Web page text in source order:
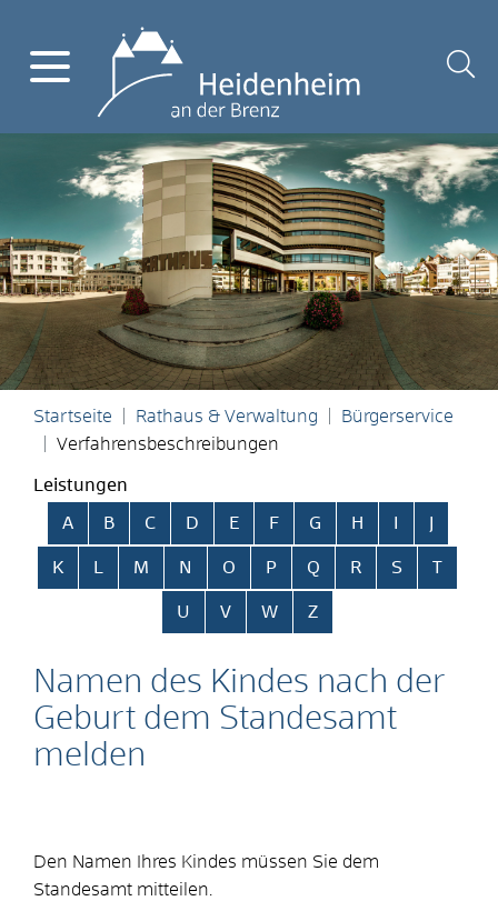
Startseite Rathaus & Verwaltung
Bürgerservice
Verfahrensbeschreibungen
Leistungen
Alphabetisches Register überspringen
A B C D E F G H
K L M N O P Q R S T
U V W Z
Namen des Kindes nach der
Geburt dem Standesamt
melden
Den Namen Ihres Kindes müssen Sie dem
Standesamt mitteilen.